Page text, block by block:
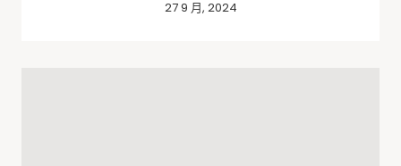
27 9 月, 2024